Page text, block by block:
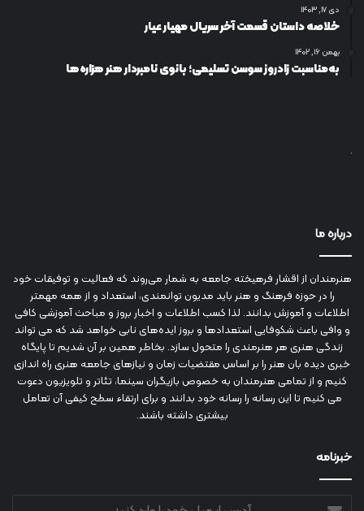
دی ۱۷, ۱۴۰۳
خلاصه داستان قسمت آخر سریال مهیار عیار
بهمن ۱۶, ۱۴۰۲
به‌مناسبت زادروز سوسن تسلیمی؛ بانوی نامبردار هنر هزاره‌ها
درباره ما
هنرمندان از اقشار فرهیخته جامعه به شمار می‌روند که فعالیت و توفیقات خود
را در حوزه فرهنگ و هنر باید مدیون توانمندی، استعداد و از همه مهمتر
اطلاعات و آموزش بدانند. لذا کسب اطلاعات و اخبار بروز و مباحث آموزشی کافی
و وافی باعث شکوفایی استعدادها و بروز ایده‌های نابی خواهد شد که می تواند
زندگی هنری هر هنرمندی را متحول سازد. بخاطر همین بر آن شدیم تا پایگاه
خبری دیده بان هنر را بر اساس مقتضیات زمان و نیازهای جامعه هنری راه اندازی
کنیم و از تمامی هنرمندان به خصوص بازیگران سینما، تئاتر و تلویزیون دعوت
می کنیم تا این رسانه را رسانه خود بدانند و برای ارتقاء سطح کیفی آن تعامل
بیشتری داشته باشند.
خبرنامه
آدرس